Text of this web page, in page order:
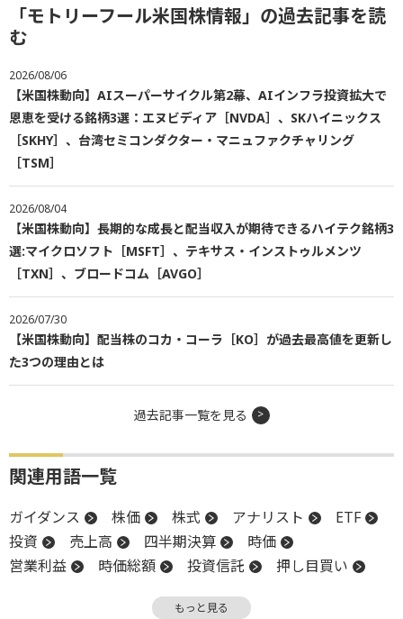
「モトリーフール米国株情報」の過去記事を読
む
2026/08/06
【米国株動向】AIスーパーサイクル第2幕、AIインフラ投資拡大で
恩恵を受ける銘柄3選：エヌビディア［NVDA］、SKハイニックス
［SKHY］、台湾セミコンダクター・マニュファクチャリング
［TSM］
2026/08/04
【米国株動向】長期的な成長と配当収入が期待できるハイテク銘柄3
選:マイクロソフト［MSFT］、テキサス・インストゥルメンツ
［TXN］、ブロードコム［AVGO］
2026/07/30
【米国株動向】配当株のコカ・コーラ［KO］が過去最高値を更新し
た3つの理由とは
過去記事一覧を見る
関連用語一覧
ガイダンス 株価 株式 アナリスト
ETF
投資
売上高 四半期決算
時価
営業利益
時価総額 投資信託
押し目買い
もっと見る